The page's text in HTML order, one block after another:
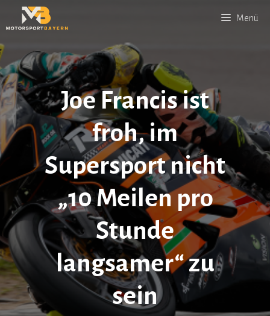
Inhalt
Menü
Joe Francis ist
froh, im
Supersport nicht
„10 Meilen pro
Stunde
langsamer“ zu
sein